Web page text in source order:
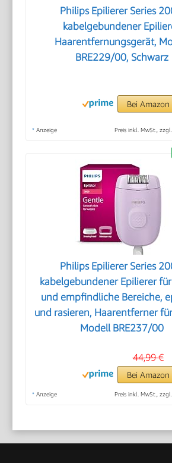
Philips Epilierer Series
kabelgebundener
Haarentfernungsgerät,
BRE229/00, Schwarz
Bei Amazon
* Anzeige Preis inkl. MwSt.,
Philips Epilierer Series
kabelgebundener Epilierer
und empfindliche Bereiche,
und rasieren, Haarentferner
Modell BRE237/00
44,99 €
Bei Amazon
* Anzeige Preis inkl. MwSt.,